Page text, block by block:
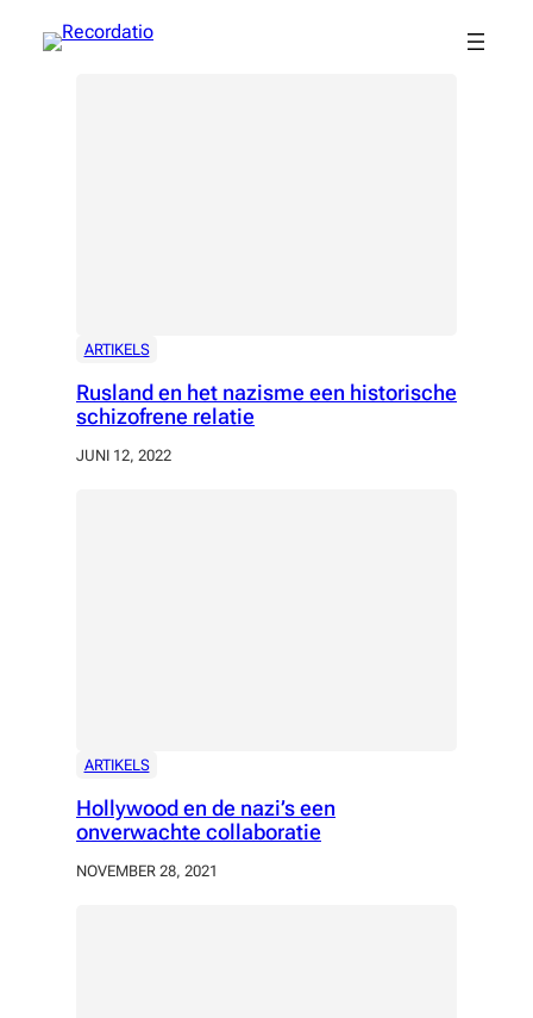
naar
ARTIKELS
Rusland en het nazisme een historische
schizofrene relatie
JUNI 12, 2022
ARTIKELS
Hollywood en de nazi’s een
onverwachte collaboratie
NOVEMBER 28, 2021